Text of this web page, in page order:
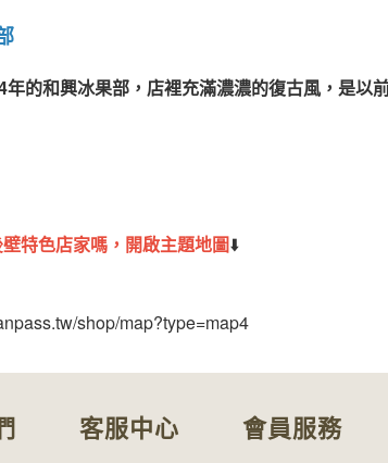
年的和興冰果部，店裡充滿濃濃的復古風，是以
特色店家嗎，開啟主題地圖⬇️
shop/map?type=map4
客服中心 會員服務